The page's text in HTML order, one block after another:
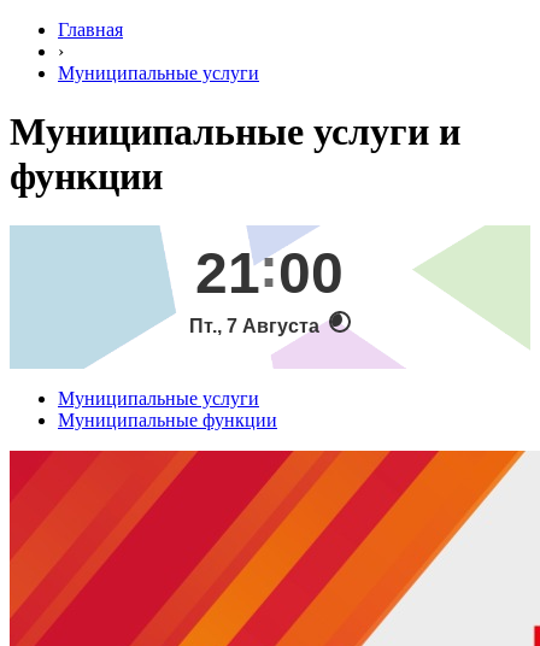
Главная
›
Муниципальные услуги
Муниципальные услуги и
функции
21 00
Пт., 7 Августа
Муниципальные услуги
Муниципальные функции